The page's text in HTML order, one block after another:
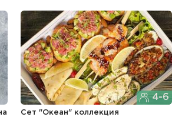
4-6
Сет "Океан" коллекция